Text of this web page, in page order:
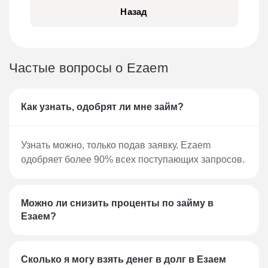
информации и вас. Примерно через 15
займа.
отправлен на ваш номер телефона.
способ.
Банковская карта. Время зачисления —
моментально.
Банковский расчетный счет. Время
Назад
Частые вопросы о Ezaem
Как узнать, одобрят ли мне займ?
Узнать можно, только подав заявку. Ezaem
одобряет более 90% всех поступающих запросов.
Можно ли снизить проценты по займу в
Езаем?
Сколько я могу взять денег в долг в Езаем